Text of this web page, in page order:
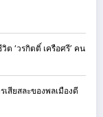
‘วรกิตติ์ เครือศรี’ คน
สียสละของพลเมืองดี